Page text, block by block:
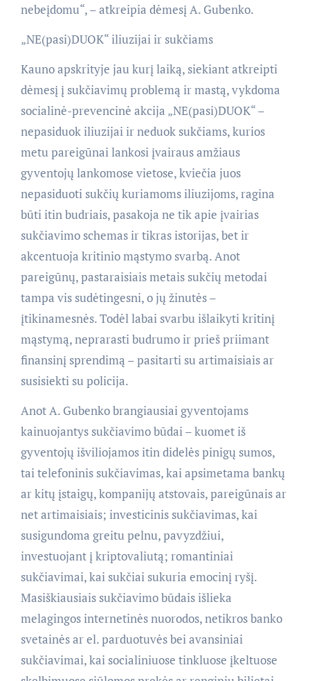
nebeįdomu“, – atkreipia dėmesį A. Gubenko.
„NE(pasi)DUOK“ iliuzijai ir sukčiams
Kauno apskrityje jau kurį laiką, siekiant atkreipti
dėmesį į sukčiavimų problemą ir mastą, vykdoma
socialinė-prevencinė akcija „NE(pasi)DUOK“ –
nepasiduok iliuzijai ir neduok sukčiams, kurios
metu pareigūnai lankosi įvairaus amžiaus
gyventojų lankomose vietose, kviečia juos
nepasiduoti sukčių kuriamoms iliuzijoms, ragina
būti itin budriais, pasakoja ne tik apie įvairias
sukčiavimo schemas ir tikras istorijas, bet ir
akcentuoja kritinio mąstymo svarbą. Anot
pareigūnų, pastaraisiais metais sukčių metodai
tampa vis sudėtingesni, o jų žinutės –
įtikinamesnės. Todėl labai svarbu išlaikyti kritinį
mąstymą, neprarasti budrumo ir prieš priimant
finansinį sprendimą – pasitarti su artimaisiais ar
susisiekti su policija.
Anot A. Gubenko brangiausiai gyventojams
kainuojantys sukčiavimo būdai – kuomet iš
gyventojų išviliojamos itin didelės pinigų sumos,
tai telefoninis sukčiavimas, kai apsimetama bankų
ar kitų įstaigų, kompanijų atstovais, pareigūnais ar
net artimaisiais; investicinis sukčiavimas, kai
susigundoma greitu pelnu, pavyzdžiui,
investuojant į kriptovaliutą; romantiniai
sukčiavimai, kai sukčiai sukuria emocinį ryšį.
Masiškiausiais sukčiavimo būdais išlieka
melagingos internetinės nuorodos, netikros banko
svetainės ar el. parduotuvės bei avansiniai
sukčiavimai, kai socialiniuose tinkluose įkeltuose